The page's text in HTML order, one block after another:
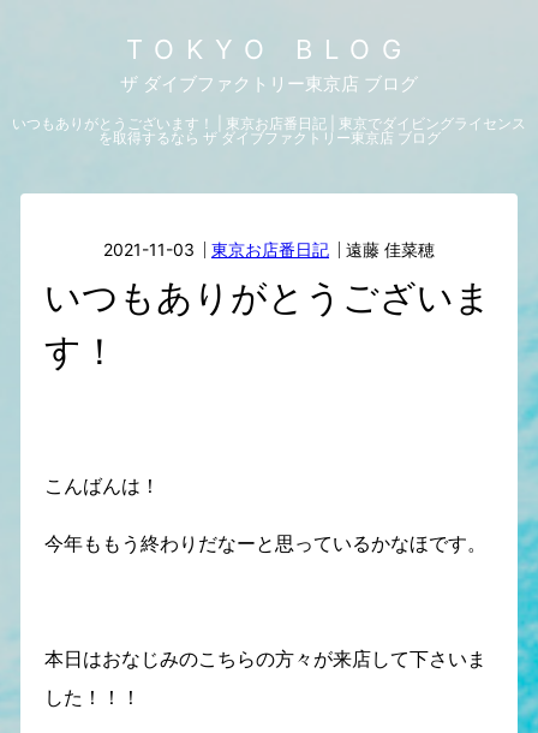
TOKYO BLOG
ザ ダイブファクトリー東京店 ブログ
いつもありがとうございます！ | 東京お店番日記 | 東京でダイビングライセンス
を取得するなら ザ ダイブファクトリー東京店 ブログ
2021-11-03 東京お店番日記 遠藤 佳菜穂
いつもありがとうございま
す！
こんばんは！
今年ももう終わりだなーと思っているかなほです。
本日はおなじみのこちらの方々が来店して下さいま
した！！！